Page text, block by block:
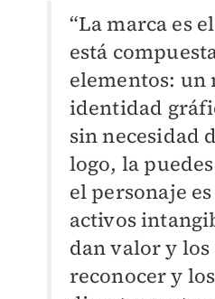
“La marca es
está
elementos: un
identidad
sin necesidad
logo, la
el personaje
activos
dan valor y los
reconocer y